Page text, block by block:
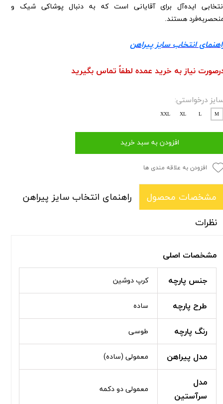
ایده‌آل برای آقایانی است که به دنبال پوشاکی شیک و
هستند.
انتخاب سایز پیراهن
نیاز به خرید عمده لطفاً تماس بگیرید
درخواستی:
M
L
XL
XXL
افزودن به سبد خرید
افزودن به علاقه مندی ها
مشخصات محصول
راهنمای انتخاب سایز پیراهن
نظرات
مشخصات اصلی
جنس پارچه
کرپ دوشین
طرح پارچه ساده
رنگ پارچه طوسی
مدل پیراهن معمولی (ساده)
مدل
سرآستین
معمولی دو دکمه